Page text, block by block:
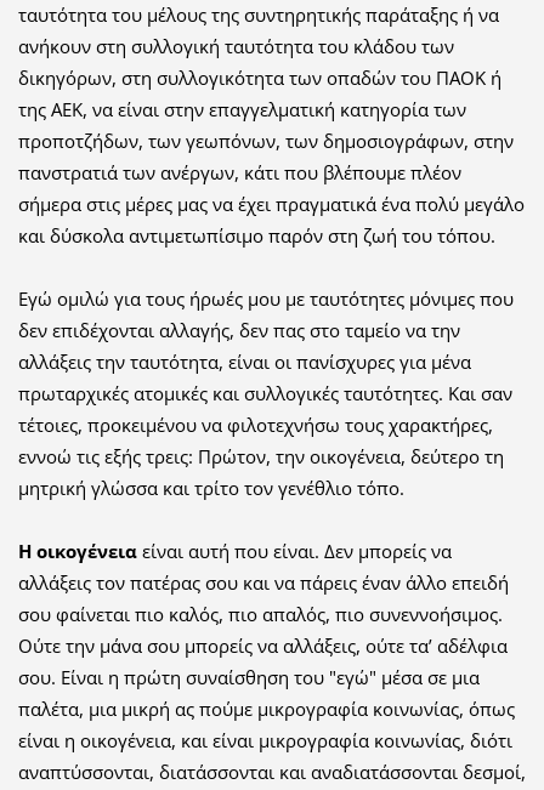
ταυτότητα του μέλους της συντηρητικής παράταξης ή να
ανήκουν στη συλλογική ταυτότητα του κλάδου των
δικηγόρων, στη συλλογικότητα των οπαδών του ΠΑΟΚ ή
της ΑΕΚ, να είναι στην επαγγελματική κατηγορία των
προποτζήδων, των γεωπόνων, των δημοσιογράφων, στην
πανστρατιά των ανέργων, κάτι που βλέπουμε πλέον
σήμερα στις μέρες μας να έχει πραγματικά ένα πολύ μεγάλο
και δύσκολα αντιμετωπίσιμο παρόν στη ζωή του τόπου.
Εγώ ομιλώ για τους ήρωές μου με ταυτότητες μόνιμες που
δεν επιδέχονται αλλαγής, δεν πας στο ταμείο να την
αλλάξεις την ταυτότητα, είναι οι πανίσχυρες για μένα
πρωταρχικές ατομικές και συλλογικές ταυτότητες. Και σαν
τέτοιες, προκειμένου να φιλοτεχνήσω τους χαρακτήρες,
εννοώ τις εξής τρεις: Πρώτον, την οικογένεια, δεύτερο τη
μητρική γλώσσα και τρίτο τον γενέθλιο τόπο.
Η οικογένειαείναι αυτή που είναι. Δεν μπορείς να
αλλάξεις τον πατέρας σου και να πάρεις έναν άλλο επειδή
σου φαίνεται πιο καλός, πιο απαλός, πιο συνεννοήσιμος.
Ούτε την μάνα σου μπορείς να αλλάξεις, ούτε τα’ αδέλφια
σου. Είναι η πρώτη συναίσθηση του "εγώ" μέσα σε μια
παλέτα, μια μικρή ας πούμε μικρογραφία κοινωνίας, όπως
είναι η οικογένεια, και είναι μικρογραφία κοινωνίας, διότι
αναπτύσσονται, διατάσσονται και αναδιατάσσονται δεσμοί,